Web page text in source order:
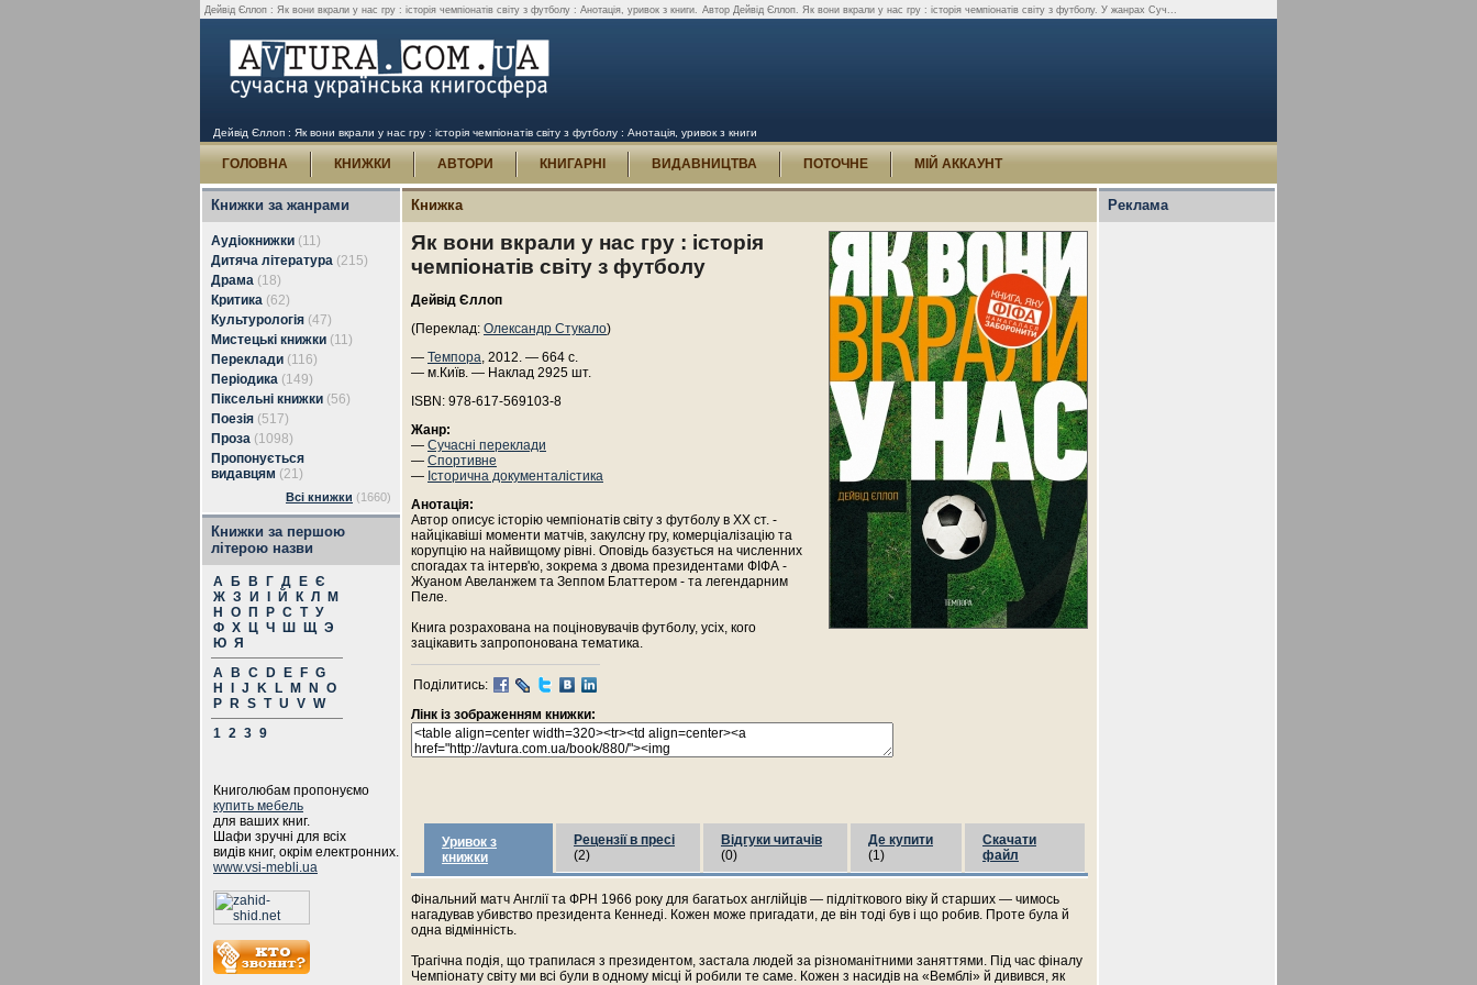
Дейвід Єллоп : Як вони вкрали у нас гру : історія чемпіонатів світу з футболу : Анотація, уривок з книги. Автор Дейвід Єллоп. Як вони вкрали у нас гру : історія чемпіонатів світу з футболу. У жанрах Суч...
Дейвід Єллоп : Як вони вкрали у нас гру : історія чемпіонатів світу з футболу : Анотація, уривок з книги
ГОЛОВНА КНИЖКИ АВТОРИ КНИГАРНІ ВИДАВНИЦТВА ПОТОЧНЕ МІЙ АККАУНТ
Книжки за жанрами
Аудіокнижки (11)
Дитяча література (215)
Драма (18)
Критика (62)
Культурологія (47)
Мистецькі книжки (11)
Переклади (116)
Періодика (149)
Піксельні книжки (56)
Поезія (517)
Проза (1098)
Пропонується
видавцям (21)
Всі книжки (1660)
Книжки за першою
літерою назви
А Б В Г Д Е Є
Ж З И Й К Л
М
Н
О П Р С Т У
Ф Х Ц Ч Ш Щ Э
Ю Я
A
B C D E F G
H
J K L M N
O
P
R S T U V W
1 2 3 9
Книголюбам пропонуємо
купить мебель
для ваших книг.
Шафи зручні для всіх
видів книг, окрім електронних.
www.vsi-mebli.ua
Книжка
Як вони вкрали у нас гру : історія
чемпіонатів світу з футболу
Дейвід Єллоп
(Переклад: Олександр Стукало)
— Темпора, 2012. — 664 с.
— м.Київ. — Наклад 2925 шт.
ISBN: 978-617-569103-8
Жанр:
— Сучасні переклади
— Спортивне
— Історична документалістика
Анотація:
Автор описує історію чемпіонатів світу з футболу в ХХ ст. -
найцікавіші моменти матчів, закулсну гру, комерціалізацію та
корупцію на найвищому рівні. Оповідь базується на численних
спогадах та інтерв'ю, зокрема з двома президентами ФІФА -
Жуаном Авеланжем та Зеппом Блаттером - та легендарним
Пеле.
Книга розрахована на поціновувачів футболу, усіх, кого
зацікавить запропонована тематика.
Поділитись:
Лінк із зображенням книжки:
Уривок з
книжки
Рецензії в пресі
(2)
Відгуки читачів
(0)
Де купити
(1)
Скачати
файл
Фінальний матч Англії та ФРН 1966 року для багатьох англійців — підліткового віку й старших — чимось
нагадував убивство президента Кеннеді. Кожен може пригадати, де він тоді був і що робив. Проте була й
одна відмінність.
Трагічна подія, що трапилася з президентом, застала людей за різноманітними заняттями. Під час фіналу
Чемпіонату світу ми всі були в одному місці й робили те саме. Кожен з насидів на «Вемблі» й дивився, як
Реклама